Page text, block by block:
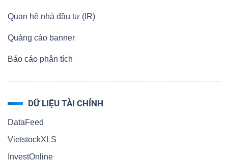
Quan hệ nhà đầu tư (IR)
Quảng cáo banner
Báo cáo phân tích
DỮ LIỆU TÀI CHÍNH
DataFeed
VietstockXLS
InvestOnline